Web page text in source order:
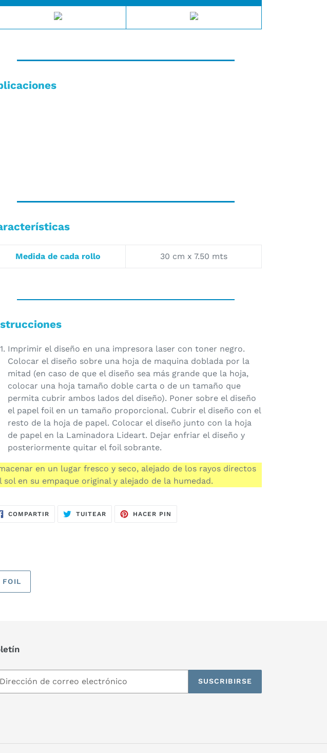
Medida de cada rollo 30 cm x 7.50 mts
Imprimir el diseño en una impresora laser con toner negro.
Colocar el diseño sobre una hoja de maquina doblada por la
mitad (en caso de que el diseño sea más grande que la hoja,
colocar una hoja tamaño doble carta o de un tamaño que
permita cubrir ambos lados del diseño). Poner sobre el diseño
el papel foil en un tamaño proporcional. Cubrir el diseño con el
resto de la hoja de papel. Colocar el diseño junto con la hoja
de papel en la Laminadora Lideart. Dejar enfriar el diseño y
posteriormente quitar el foil sobrante.
en un lugar fresco y seco, alejado de los rayos directos
sol en su empaque original y alejado de la humedad.
COMPARTIRCOMPARTIRTUITEAR TUITEARHACER PIN
FOIL
SUSCRIBIRSE